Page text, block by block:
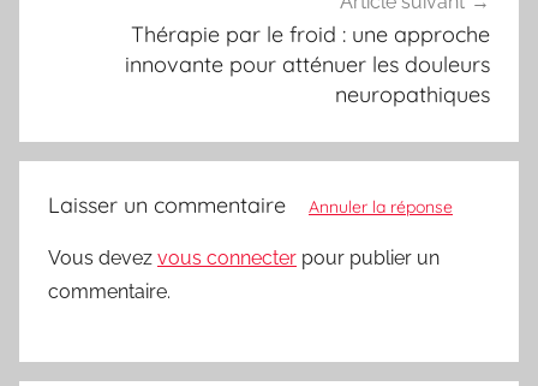
Thérapie par le froid : une approche
innovante pour atténuer les douleurs
neuropathiques
Laisser un commentaire Annuler la réponse
Vous devez vous connecter pour publier un
commentaire.